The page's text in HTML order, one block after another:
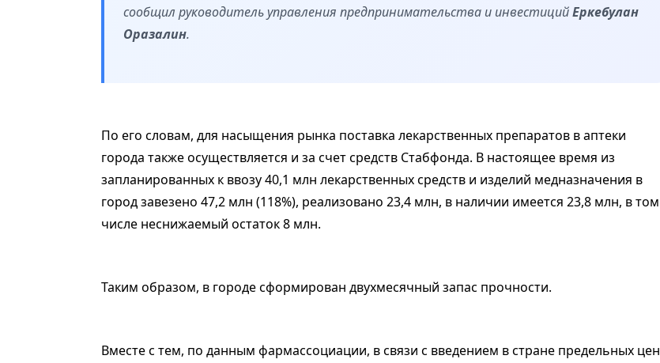
сообщил руководитель управления предпринимательства и инвестицийЕркебулан
Оразалин.
По его словам, для насыщения рынка поставка лекарственных препаратов в аптеки
города также осуществляется и за счет средств Стабфонда. В настоящее время из
запланированных к ввозу 40,1 млн лекарственных средств и изделий медназначения в
город завезено 47,2 млн (118%), реализовано 23,4 млн, в наличии имеется 23,8 млн, в том
числе неснижаемый остаток 8 млн.
Таким образом, в городе сформирован двухмесячный запас прочности.
Вместе с тем, по данным фармассоциации, в связи с введением в стране предельных цен